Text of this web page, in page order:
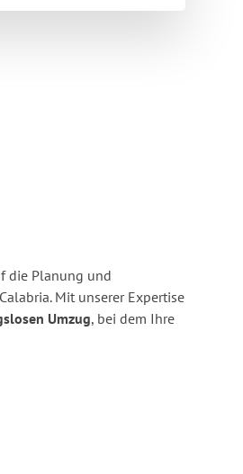
die Planung und
Mit unserer Expertise
Umzug, bei dem Ihre